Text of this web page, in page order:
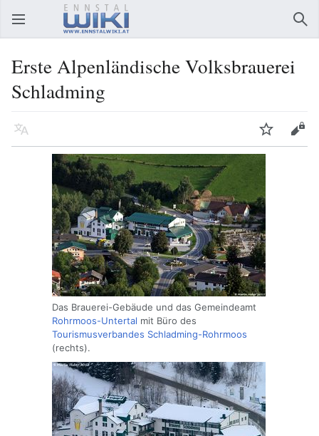
Hauptmenü öffnen
Erste Alpenländische Volksbrauerei
Schladming
Sprache Beobachten Bearbeiten
Das Brauerei-Gebäude und das Gemeindeamt
Rohrmoos-Untertal mit Büro des
Tourismusverbandes Schladming-Rohrmoos
(rechts).